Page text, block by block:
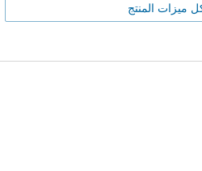
ميزات المنتج